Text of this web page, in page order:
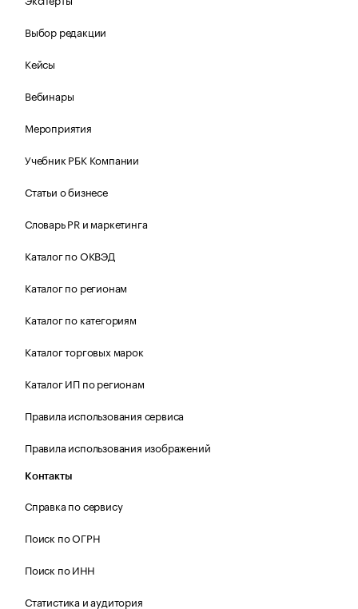
Выбор редакции
Кейсы
Вебинары
Мероприятия
Учебник РБК Компании
Статьи о бизнесе
Словарь PR и маркетинга
Каталог по ОКВЭД
Каталог по регионам
Каталог по категориям
Каталог торговых марок
Каталог ИП по регионам
Правила использования сервиса
Правила использования изображений
Контакты
Справка по сервису
Поиск по ОГРН
Поиск по ИНН
Статистика и аудитория